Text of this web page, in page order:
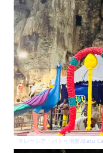
マレーシア・バトゥ洞窟/Batu